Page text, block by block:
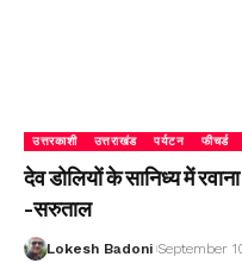
उत्तरकाशी उत्तराखंड पर्यटन फीचर्ड
देव डोलियों के सानिध्य में
-सरुताल
Lokesh Badoni September